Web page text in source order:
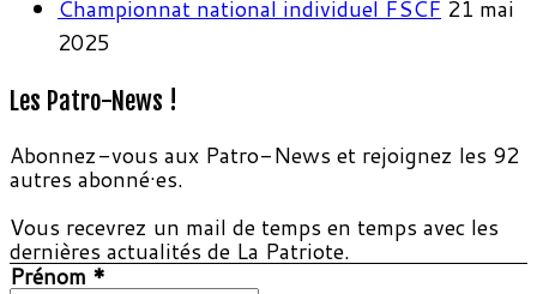
Championnat national individuel FSCF 21 mai
2025
Les Patro-News !
Abonnez-vous aux Patro-News et rejoignez les 92
autres abonné·es.
Vous recevrez un mail de temps en temps avec les
dernières actualités de La Patriote.
Prénom *